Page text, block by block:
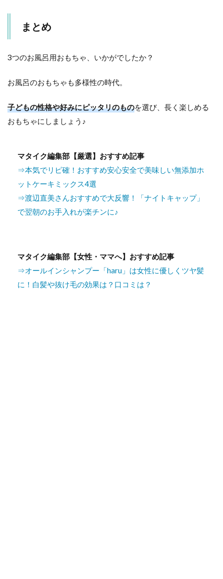
まとめ
3つのお風呂用おもちゃ、いかがでしたか？
お風呂のおもちゃも多様性の時代。
子どもの性格や好みにピッタリのものを選び、長く楽しめる
おもちゃにしましょう♪
マタイク編集部【厳選】おすすめ記事
⇒本気でリピ確！おすすめ安心安全で美味しい無添加ホ
ットケーキミックス4選
⇒渡辺直美さんおすすめで大反響！「ナイトキャップ」
で翌朝のお手入れが楽チンに♪
マタイク編集部【女性・ママへ】おすすめ記事
⇒オールインシャンプー「haru」は女性に優しくツヤ髪
に！白髪や抜け毛の効果は？口コミは？